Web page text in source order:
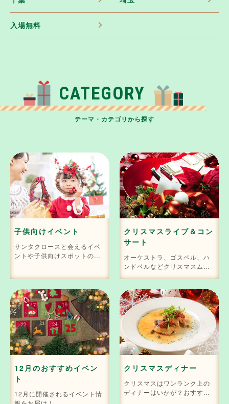
入場無料
CATEGORY
テーマ・カテゴリから探す
子供向けイベント
サンタクロースと会えるイベ
ントや子供向けスポットのク
クリスマスライブ＆コン
サート
オーケストラ、ゴスペル、ハ
ンドベルなどクリスマスムー
12月のおすすめイベン
ト
12月に開催されるイベント情
クリスマスディナー
クリスマスはワンランク上の
ディナーはいかが？おすすめ